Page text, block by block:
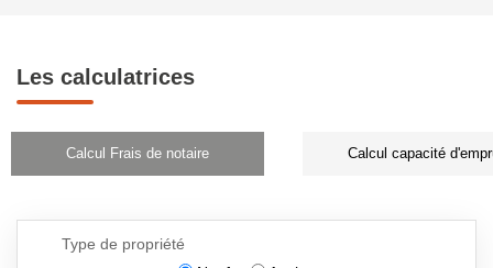
Les calculatrices
Calcul Frais de notaire Calcul capacité